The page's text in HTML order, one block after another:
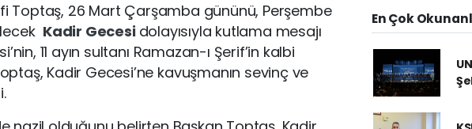
Toptaş, 26 Mart Çarşamba gününü, Perşembe
Kadir Gecesi dolayısıyla kutlama mesajı
11 ayın sultanı Ramazan-ı Şerif’in kalbi
Kadir Gecesi’ne kavuşmanın sevinç ve
En Çok